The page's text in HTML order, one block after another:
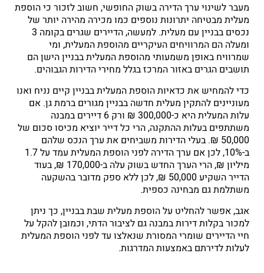
מעבר לשינוי ערך הדירה בשוק החופשי, חשוב לזכור כי הוספת
מעלית מבטיחה יתרונות נוספים כמו מכירה מהירה יותר של
נכסים בבניין עם מעלית. למעשה, הדיירים שגרים בקומה 3
ומעלה הם המרוויחים העיקריים מהוספת המעלית, ומי
שמרוויח באופן משמעותי מהוספת המעלית בבניין הישן הם
תושבים הגרים באזור המרכז בגלל מחירי הדירות הגבוהים.
כדי להמחיש את כדאיות הוספת המעלית בבניין קיים נניח ואנו
מעוניינים להתקין מעלית חדשה בבניין מגורים ברמת גן. אם
עלות המעלית היא כ-300,000 ₪ ורק 6 דיירים במבנה
משתתפים בעלות ההתקנה, הרי כל דייר יוציא מכיסו סכום של
50,000 ₪. בעלי הדירות משביחים את ערך הנכס שלהם
ב-10%, לכן אם ערך הדירה לפני הוספת המעלית עמד על 1.7
מיליון ₪, הרי הערך החדש בשוק עלה ב-170,000 ₪, בעוד
הדייר השקיע 50,000 ₪, לכן ללא ספק מדובר בהשקעה
משתלמת גם מבחינה כספית.
אגב, אפשר להחליט על הוספת מעלית שבת בבניין, כך ניתן
למכור בקלות דירות במבנה גם לציבור הדתי, וכמובן להקל על
חיי הדיירים שומרי המסורת שנאלצו עד לפני הוספת המעלית
לעלות לדירתם באמצעות המדרגות.